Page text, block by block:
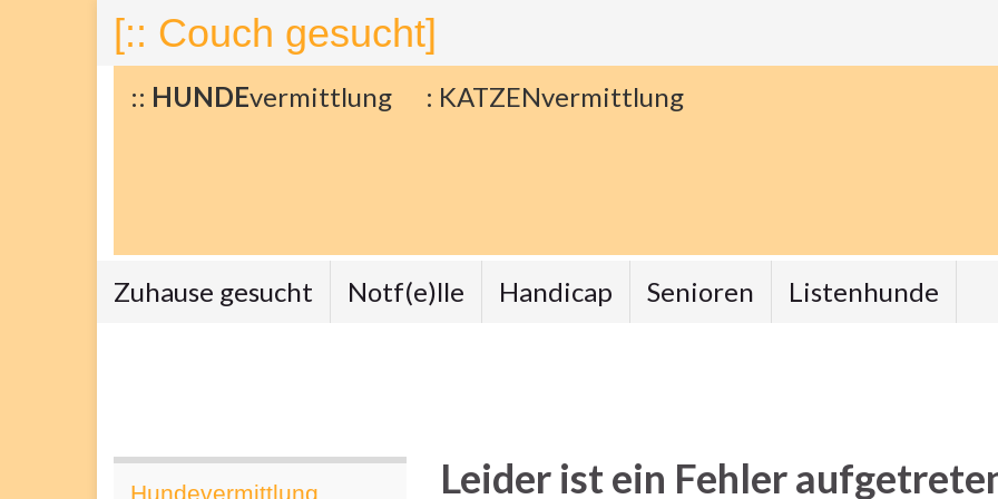
[:: Couch gesucht]
:: HUNDEvermittlung : KATZENvermittlung
Zuhause gesucht Notf(e)lle Handicap Senioren Listenhunde
Hundevermittlung Leider ist ein Fehler